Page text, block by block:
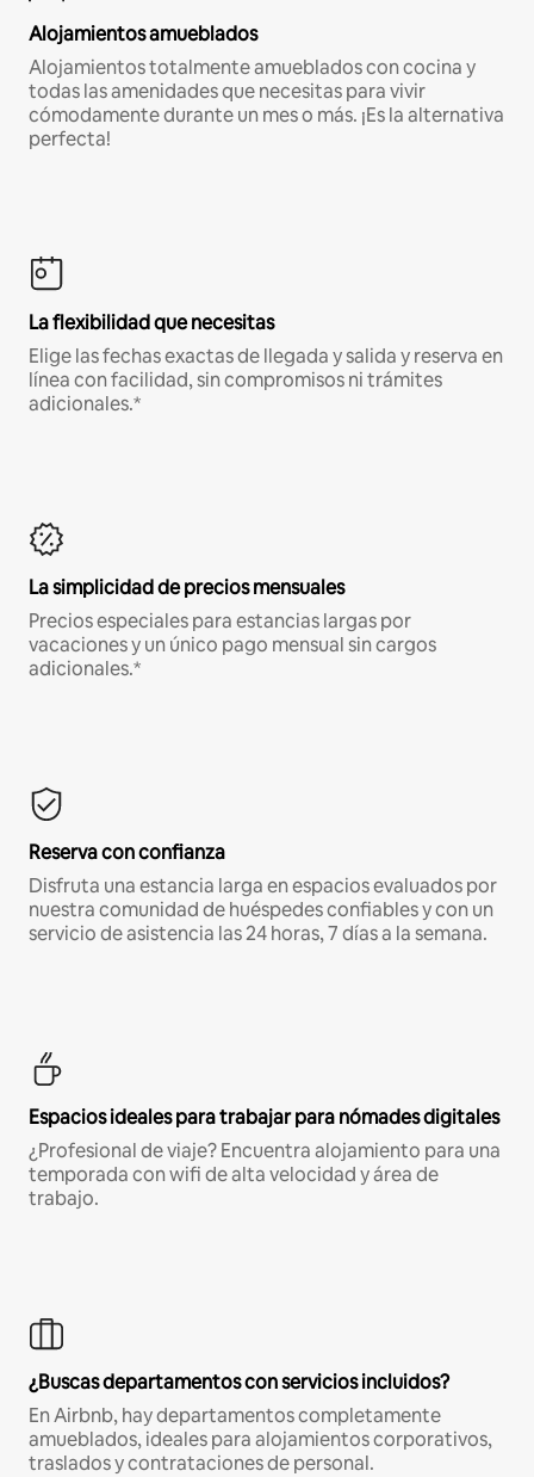
Alojamientos amueblados
Alojamientos totalmente amueblados con cocina y
todas las amenidades que necesitas para vivir
cómodamente durante un mes o más. ¡Es la alternativa
perfecta!
La flexibilidad que necesitas
Elige las fechas exactas de llegada y salida y reserva en
línea con facilidad, sin compromisos ni trámites
adicionales.*
La simplicidad de precios mensuales
Precios especiales para estancias largas por
vacaciones y un único pago mensual sin cargos
adicionales.*
Reserva con confianza
Disfruta una estancia larga en espacios evaluados por
nuestra comunidad de huéspedes confiables y con un
servicio de asistencia las 24 horas, 7 días a la semana.
Espacios ideales para trabajar para nómades digitales
¿Profesional de viaje? Encuentra alojamiento para una
temporada con wifi de alta velocidad y área de
trabajo.
¿Buscas departamentos con servicios incluidos?
En Airbnb, hay departamentos completamente
amueblados, ideales para alojamientos corporativos,
traslados y contrataciones de personal.